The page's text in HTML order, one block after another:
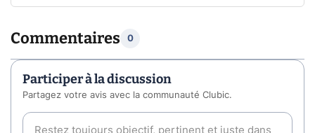
Commentaires 0
Participer à la discussion
Partagez votre avis avec la communauté Clubic.